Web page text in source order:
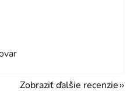
Zobraziť ďalšie recenzie